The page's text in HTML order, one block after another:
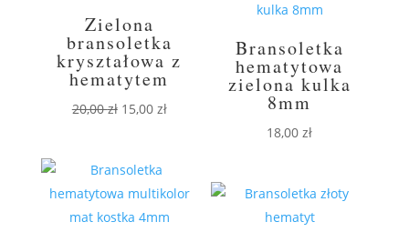
Zielona
bransoletka
kryształowa z
hematytem
20,00zł Pierwotna
20,00 zł.
15,00 złAktualna
15,00 zł.
Bransoletka
hematytowa
zielona kulka
8mm
18,00zł